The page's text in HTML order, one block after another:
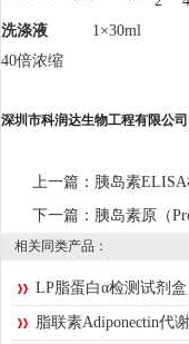
洗涤液
1×30ml
40倍浓缩
深圳市科润达生物工程有限公司
上一篇： 胰岛素
下一篇： 胰岛素原（
相关同类产品：
LP脂蛋白α检测试剂
脂联素Adiponectin代